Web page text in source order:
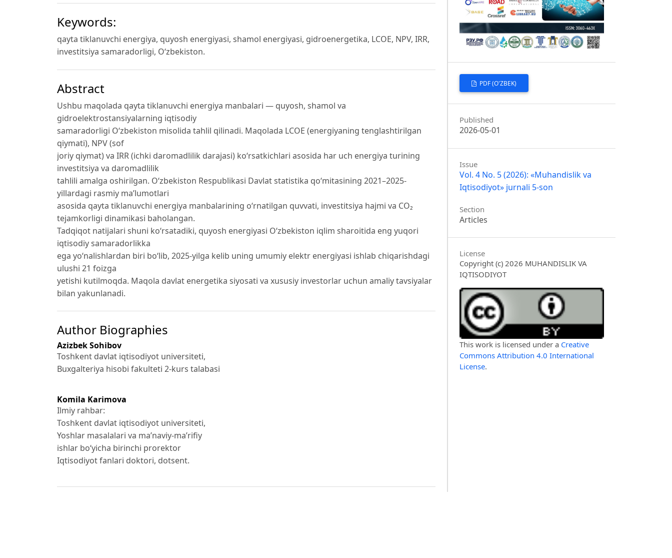
Keywords:
qayta tiklanuvchi energiya, quyosh energiyasi, shamol energiyasi, gidroenergetika, LCOE, NPV, IRR,
investitsiya samaradorligi, O‘zbekiston.
Abstract
Ushbu maqolada qayta tiklanuvchi energiya manbalari — quyosh, shamol va
gidroelektrostansiyalarning iqtisodiy
samaradorligi O‘zbekiston misolida tahlil qilinadi. Maqolada LCOE (energiyaning tenglashtirilgan
qiymati), NPV (sof
joriy qiymat) va IRR (ichki daromadlilik darajasi) ko‘rsatkichlari asosida har uch energiya turining
investitsiya va daromadlilik
tahlili amalga oshirilgan. O‘zbekiston Respublikasi Davlat statistika qo‘mitasining 2021–2025-
yillardagi rasmiy ma’lumotlari
asosida qayta tiklanuvchi energiya manbalarining o‘rnatilgan quvvati, investitsiya hajmi va CO₂
tejamkorligi dinamikasi baholangan.
Tadqiqot natijalari shuni ko‘rsatadiki, quyosh energiyasi O‘zbekiston iqlim sharoitida eng yuqori
iqtisodiy samaradorlikka
ega yo‘nalishlardan biri bo‘lib, 2025-yilga kelib uning umumiy elektr energiyasi ishlab chiqarishdagi
ulushi 21 foizga
yetishi kutilmoqda. Maqola davlat energetika siyosati va xususiy investorlar uchun amaliy tavsiyalar
bilan yakunlanadi.
Author Biographies
Azizbek Sohibov
Toshkent davlat iqtisodiyot universiteti,
Buxgalteriya hisobi fakulteti 2-kurs talabasi
Komila Karimova
Ilmiy rahbar:
Toshkent davlat iqtisodiyot universiteti,
Yoshlar masalalari va ma’naviy-ma’rifiy
ishlar bo‘yicha birinchi prorektor
Iqtisodiyot fanlari doktori, dotsent.
PDF (O'ZBEK)
Published
2026-05-01
Issue
Vol. 4 No. 5 (2026): «Muhandislik va
Iqtisodiyot» jurnali 5-son
Section
Articles
License
Copyright (c) 2026 MUHANDISLIK VA
IQTISODIYOT
This work is licensed under a Creative
Commons Attribution 4.0 International
License.